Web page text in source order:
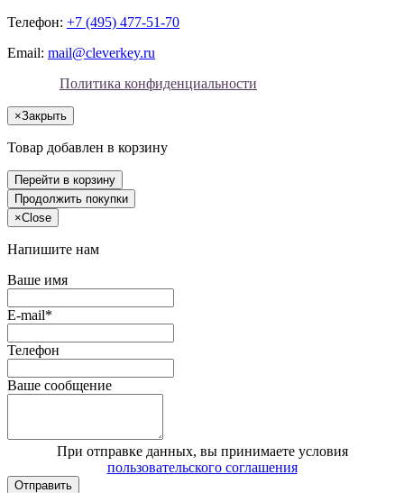
Телефон: +7 (495) 477-51-70
Email: mail@cleverkey.ru
Политика конфиденциальности
×Закрыть
Товар добавлен в корзину
Перейти в корзину
Продолжить покупки
×Close
Напишите нам
Ваше имя
E-mail*
Телефон
Ваше сообщение
При отправке данных, вы принимаете условия
пользовательского соглашения
Отправить